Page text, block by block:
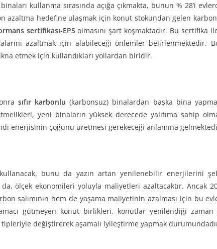
binaları kullanma sırasında açığa çıkmakta, bunun % 28’i
azaltma hedefine ulaşmak için konut stokundan gelen
sertifikası-EPS olmasını şart koşmaktadır. Bu
azaltmak için alabileceği önlemler
etmek için kullandıkları yollardan biridir.
sıfır karbonlu (karbonsuz) binalardan başka bina
yeni binaların yüksek derecede yalıtıma sahip
enerjisinin çoğunu üretmesi gerekeceği anlamına
bunu da yazın artan yenilenebilir enerjilerini
ölçek ekonomileri yoluyla maliyetleri azaltacaktır. Ancak
salımının hem de yaşama maliyetinin azalması için bu
gütmeyen konut birlikleri, konutlar yenilendiği zaman
değiştirerek aşamalı iyileştirme yapmak